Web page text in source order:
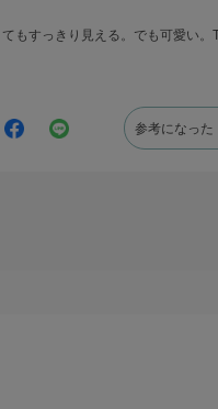
もすっきり見える。でも可愛い。
参考になった